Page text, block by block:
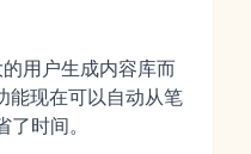
用户生成内容库而
能现在可以自动从笔
时间。